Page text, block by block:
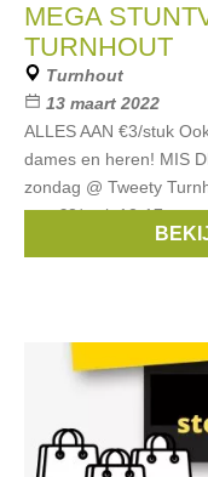
MEGA
TURNHOUT
Turnhout
13 maart 2022
ALLES AAN €3/stuk
dames en heren! MIS
zondag @ Tweety
aan €3/stuk 12-17u
,